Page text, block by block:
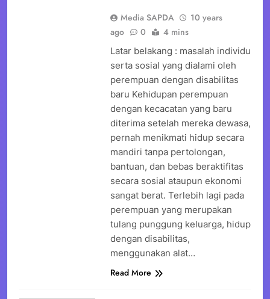
Media SAPDA
10 years
ago
0 4 mins
Latar belakang : masalah individu
serta sosial yang dialami oleh
perempuan dengan disabilitas
baru Kehidupan perempuan
dengan kecacatan yang baru
diterima setelah mereka dewasa,
pernah menikmati hidup secara
mandiri tanpa pertolongan,
bantuan, dan bebas beraktifitas
secara sosial ataupun ekonomi
sangat berat. Terlebih lagi pada
perempuan yang merupakan
tulang punggung keluarga, hidup
dengan disabilitas,
menggunakan alat…
Read More